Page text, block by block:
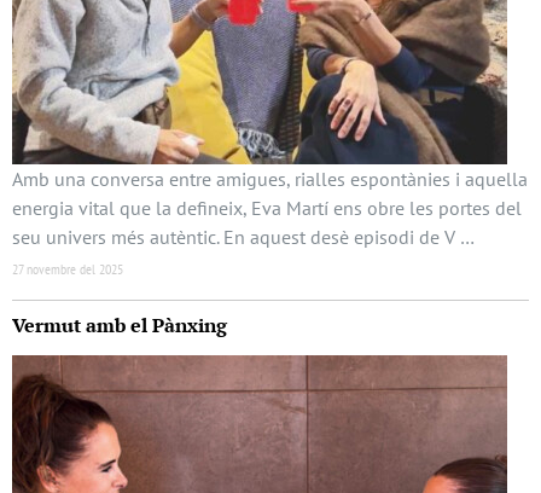
Amb una conversa entre amigues, rialles espontànies i aquella
energia vital que la defineix, Eva Martí ens obre les portes del
seu univers més autèntic. En aquest desè episodi de V …
27 novembre del 2025
Vermut amb el Pànxing